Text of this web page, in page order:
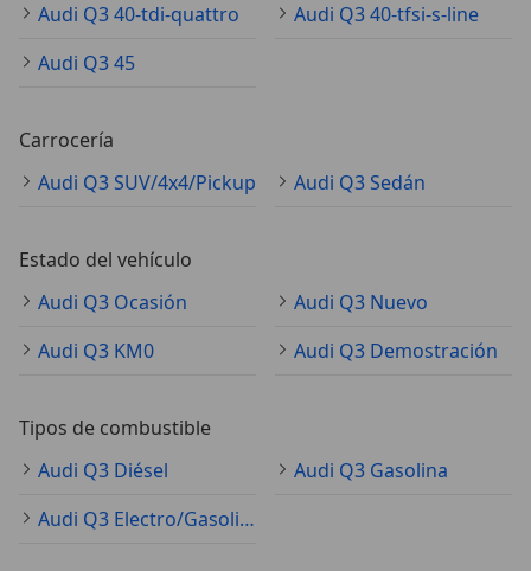
Audi Q3 40-tdi-quattro
Audi Q3 40-tfsi-s-line
Audi Q3 45
Carrocería
Audi Q3 SUV/4x4/Pickup
Audi Q3 Sedán
Estado del vehículo
Audi Q3 Ocasión
Audi Q3 Nuevo
Audi Q3 KM0
Audi Q3 Demostración
Tipos de combustible
Audi Q3 Diésel
Audi Q3 Gasolina
Audi Q3 Electro/Gasolina